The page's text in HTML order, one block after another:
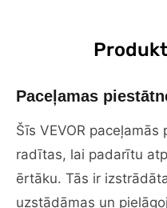
Paceļamas
Šīs VEVOR
radītas, lai padarītu
ērtāku. Tās ir
uzstādāmas un